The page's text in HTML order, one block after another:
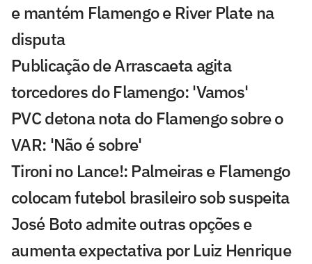
e mantém Flamengo e River Plate na
disputa
Publicação de Arrascaeta agita
torcedores do Flamengo: 'Vamos'
PVC detona nota do Flamengo sobre o
VAR: 'Não é sobre'
Tironi no Lance!: Palmeiras e Flamengo
colocam futebol brasileiro sob suspeita
José Boto admite outras opções e
aumenta expectativa por Luiz Henrique